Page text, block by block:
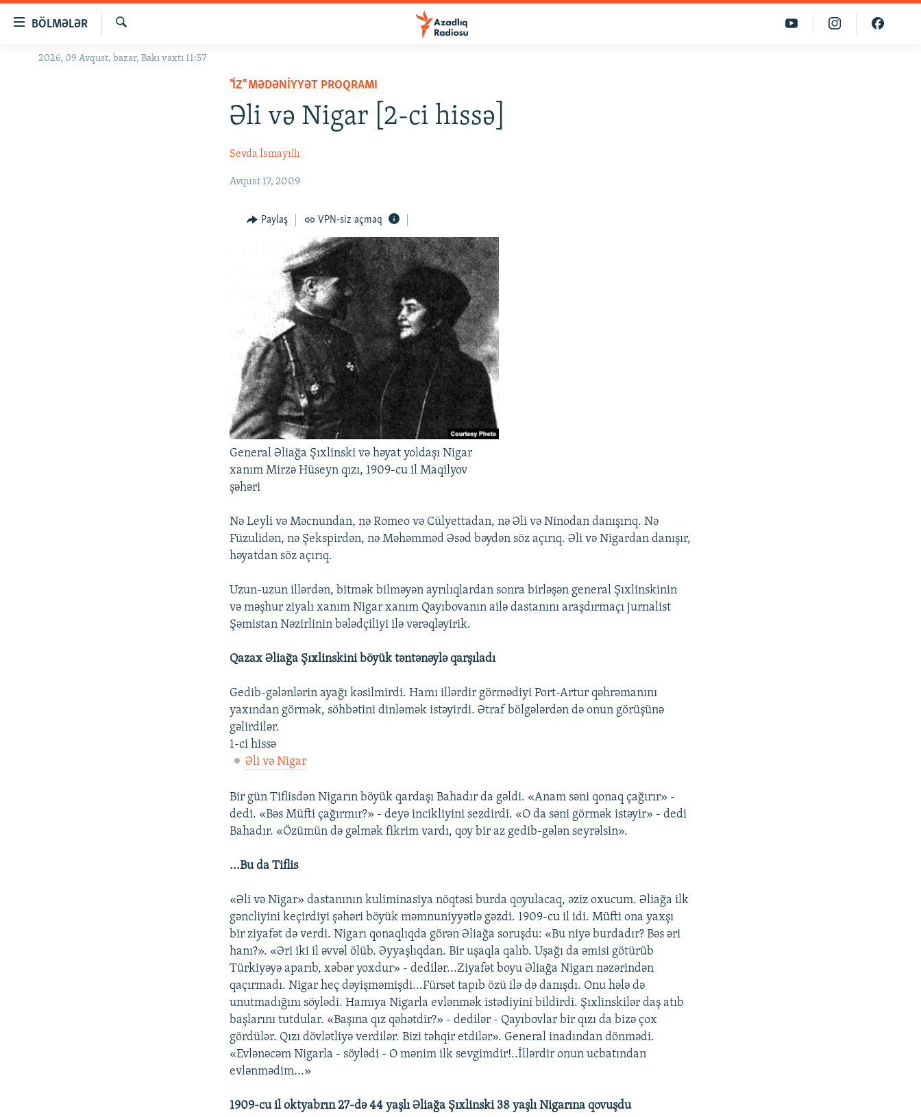
BÖLMƏLƏR
GÜNDƏM
Axtar
2026, 09 Avqust, bazar, Bakı vaxtı 11:57
"İZ" MƏDƏNIYYƏT PROQRAMI
Əli və Nigar [2-ci hissə]
Sevda İsmayıllı
Avqust 17, 2009
Paylaş VPN-siz açmaq
General Əliağa Şıxlinski və həyat yoldaşı Nigar
xanım Mirzə Hüseyn qızı, 1909-cu il Maqilyov
şəhəri
Nə Leyli və Məcnundan, nə Romeo və Cülyettadan, nə Əli və Ninodan danışırıq. Nə
Füzulidən, nə Şekspirdən, nə Məhəmməd Əsəd bəydən söz açırıq. Əli və Nigardan danışır,
həyatdan söz açırıq.
Uzun-uzun illərdən, bitmək bilməyən ayrılıqlardan sonra birləşən general Şıxlinskinin
və məşhur ziyalı xanım Nigar xanım Qayıbovanın ailə dastanını araşdırmaçı jurnalist
Şəmistan Nəzirlinin bələdçiliyi ilə vərəqləyirik.
Qazax Əliağa Şıxlinskini böyük təntənəylə qarşıladı
Gedib-gələnlərin ayağı kəsilmirdi. Hamı illərdir görmədiyi Port-Artur qəhrəmanını
yaxından görmək, söhbətini dinləmək istəyirdi. Ətraf bölgələrdən də onun görüşünə
gəlirdilər.
1-ci hissə
Əli və Nigar
Bir gün Tiflisdən Nigarın böyük qardaşı Bahadır da gəldi. «Anam səni qonaq çağırır» -
dedi. «Bəs Müfti çağırmır?» - deyə incikliyini sezdirdi. «O da səni görmək istəyir» - dedi
Bahadır. «Özümün də gəlmək fikrim vardı, qoy bir az gedib-gələn seyrəlsin».
...Bu da Tiflis
«Əli və Nigar» dastanının kuliminasiya nöqtəsi burda qoyulacaq, əziz oxucum. Əliağa ilk
gəncliyini keçirdiyi şəhəri böyük məmnuniyyətlə gəzdi. 1909-cu il idi. Müfti ona yaxşı
bir ziyafət də verdi. Nigarı qonaqlıqda görən Əliağa soruşdu: «Bu niyə burdadır? Bəs əri
hanı?». «Əri iki il əvvəl ölüb. Əyyaşlıqdan. Bir uşaqla qalıb. Uşağı da əmisi götürüb
Türkiyəyə aparıb, xəbər yoxdur» - dedilər...Ziyafət boyu Əliağa Nigarı nəzərindən
qaçırmadı. Nigar heç dəyişməmişdi...Fürsət tapıb özü ilə də danışdı. Onu hələ də
unutmadığını söylədi. Hamıya Nigarla evlənmək istədiyini bildirdi. Şıxlinskilər daş atıb
başlarını tutdular. «Başına qız qəhətdir?» - dedilər - Qayıbovlar bir qızı da bizə çox
gördülər. Qızı dövlətliyə verdilər. Bizi təhqir etdilər». General inadından dönmədi.
«Evlənəcəm Nigarla - söylədi - O mənim ilk sevgimdir!..İllərdir onun ucbatından
evlənmədim...»
1909-cu il oktyabrın 27-də 44 yaşlı Əliağa Şıxlinski 38 yaşlı Nigarına qovuşdu